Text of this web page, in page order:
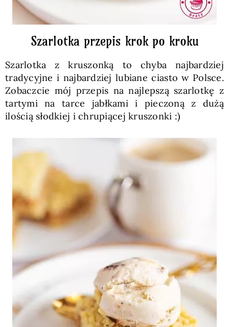
Szarlotka przepis krok po kroku
Szarlotka z kruszonką to chyba najbardziej
tradycyjne i najbardziej lubiane ciasto w Polsce.
Zobaczcie mój przepis na najlepszą szarlotkę z
tartymi na tarce jabłkami i pieczoną z dużą
ilością słodkiej i chrupiącej kruszonki :)